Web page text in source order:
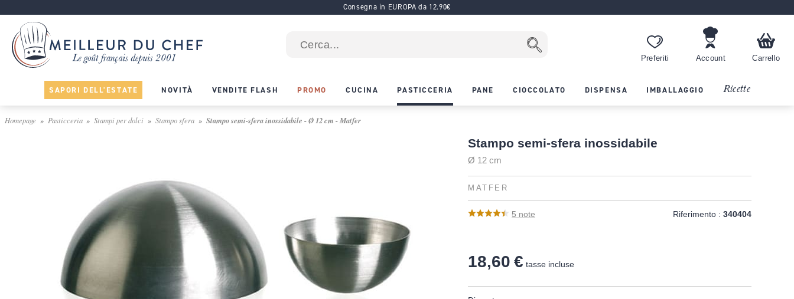
Consegna in EUROPA da 12.90€
Preferiti Account Carrello
SAPORI DELL'ESTATE NOVITÀ VENDITE FLASH PROMO CUCINA PASTICCERIA PANE CIOCCOLATO DISPENSA IMBALLAGGIO Ricette
Homepage Pasticceria Stampi per dolci Stampo sfera Stampo semi-sfera inossidabile - Ø 12 cm - Matfer
Stampo semi-sfera inossidabile
Ø 12 cm
MATFER
5 note Riferimento : 340404
18,60 € tasse incluse